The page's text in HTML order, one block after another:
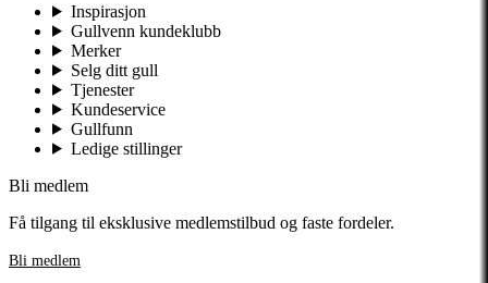
Inspirasjon
Gullvenn kundeklubb
Merker
Selg ditt gull
Tjenester
Kundeservice
Gullfunn
Ledige stillinger
Bli medlem
Få tilgang til eksklusive medlemstilbud og faste fordeler.
Bli medlem